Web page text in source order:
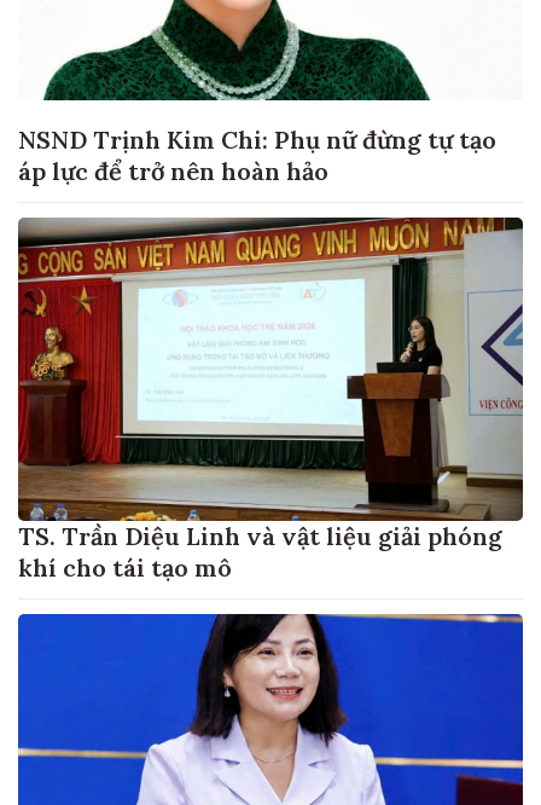
NSND Trịnh Kim Chi: Phụ nữ đừng tự tạo
áp lực để trở nên hoàn hảo
TS. Trần Diệu Linh và vật liệu giải phóng
khí cho tái tạo mô